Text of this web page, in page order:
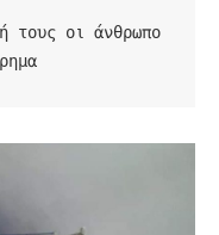
τους οι άνθρωπο